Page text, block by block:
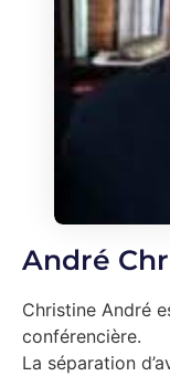
André
Christine André
conférencière.
La séparation